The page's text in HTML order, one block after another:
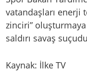
vatandaşları enerji
zinciri”
saldırı savaş
Kaynak: İlke TV